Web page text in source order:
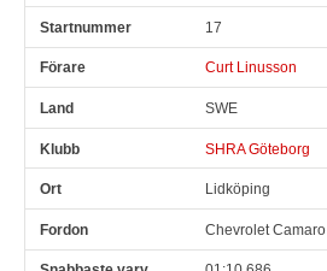
17
Curt Linusson
SWE
SHRA Göteborg
Lidköping
Chevrolet Camaro